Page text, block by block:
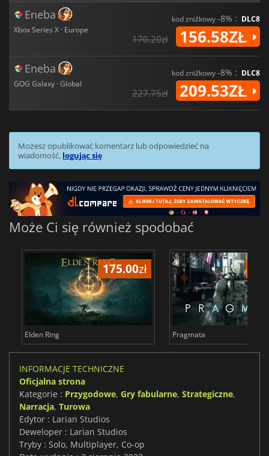
Eneba
Xbox Series X · Europe
kod zniżkowy-8% : DLC8
170.20zł 156.58ZŁ
Eneba
GOG Galaxy · Global
kod zniżkowy-8% : DLC8
227.75zł 209.53ZŁ
Możesz opublikować komentarz lub odpowiedzieć na
wiadomość, logując się
Może Ci się również spodobać
175.00zł
Elden Ring Pragmata
INFORMACJE TECHNICZNE
Oficjalna strona
Kategorie : Przygodowe, Gry fabularne, Strategiczne,
Narracja, Turowa
Edytor : Larian Studios
Deweloper : Larian Studios
Tryby : Solo, Multiplayer, Co-op